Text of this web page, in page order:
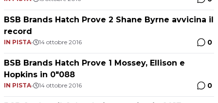
BSB Brands Hatch Prove 2 Shane Byrne avvicina il
record
IN PISTA• 14 ottobre 2016 0
BSB Brands Hatch Prove 1 Mossey, Ellison e
Hopkins in 0"088
IN PISTA• 14 ottobre 2016 0